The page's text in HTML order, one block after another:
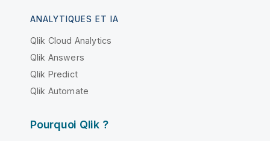
ANALYTIQUES ET IA
Qlik Cloud Analytics
Qlik Answers
Qlik Predict
Qlik Automate
Pourquoi Qlik ?